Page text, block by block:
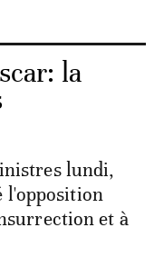
la
lundi,
l'opposition
et à